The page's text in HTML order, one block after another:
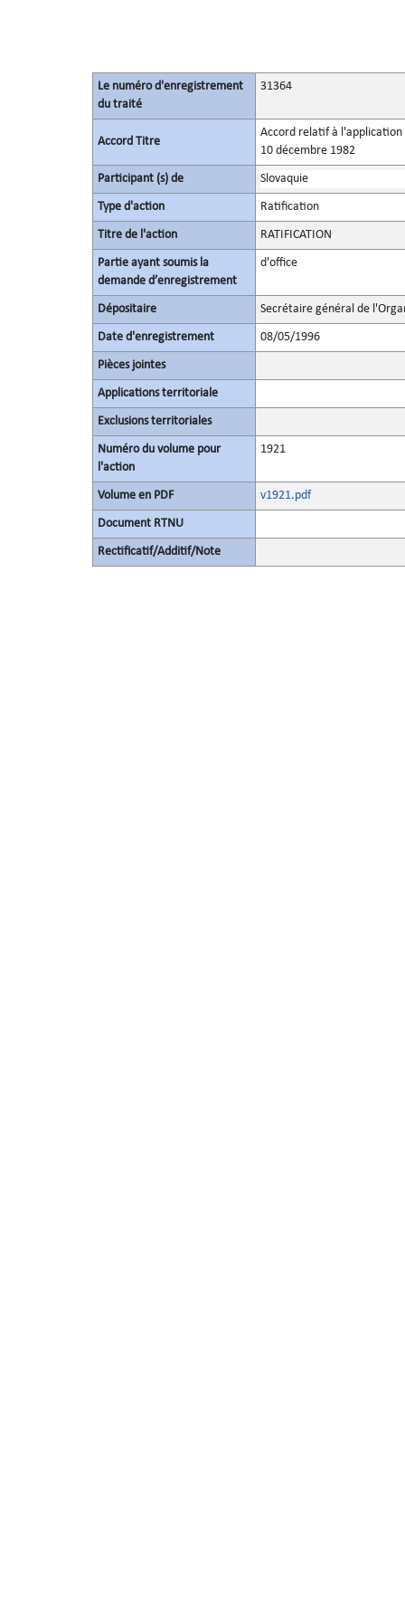
Le numéro d'enregistrement
du traité
31364
Accord Titre
Accord relatif à l'application
10 décembre 1982
Participant (s) de Slovaquie
Type d'action Ratification
Titre de l'action RATIFICATION
Partie ayant soumis la
demande d’enregistrement
d'office
Dépositaire Secrétaire général de
Date d'enregistrement 08/05/1996
Pièces jointes
Applications territoriale
Exclusions territoriales
Numéro du volume pour
l'action
1921
Volume en PDF v1921.pdf
Document RTNU
Rectificatif/Additif/Note